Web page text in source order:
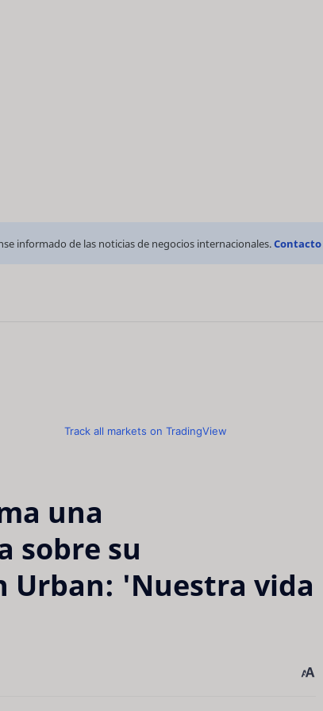
informado de las noticias de negocios internacionales.Contacto
Track all markets on TradingView
una
sobre su
Urban: 'Nuestra vida